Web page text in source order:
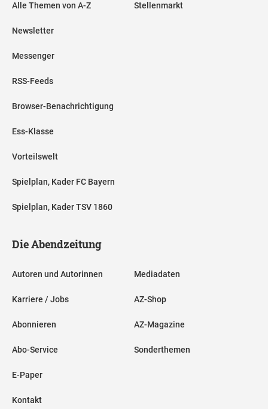
Alle Themen von A-Z
Newsletter
Messenger
RSS-Feeds
Browser-Benachrichtigung
Ess-Klasse
Vorteilswelt
Spielplan, Kader FC Bayern
Spielplan, Kader TSV 1860
Stellenmarkt
Die Abendzeitung
Autoren und Autorinnen
Karriere / Jobs
Abonnieren
Abo-Service
E-Paper
Kontakt
Mediadaten
AZ-Shop
AZ-Magazine
Sonderthemen